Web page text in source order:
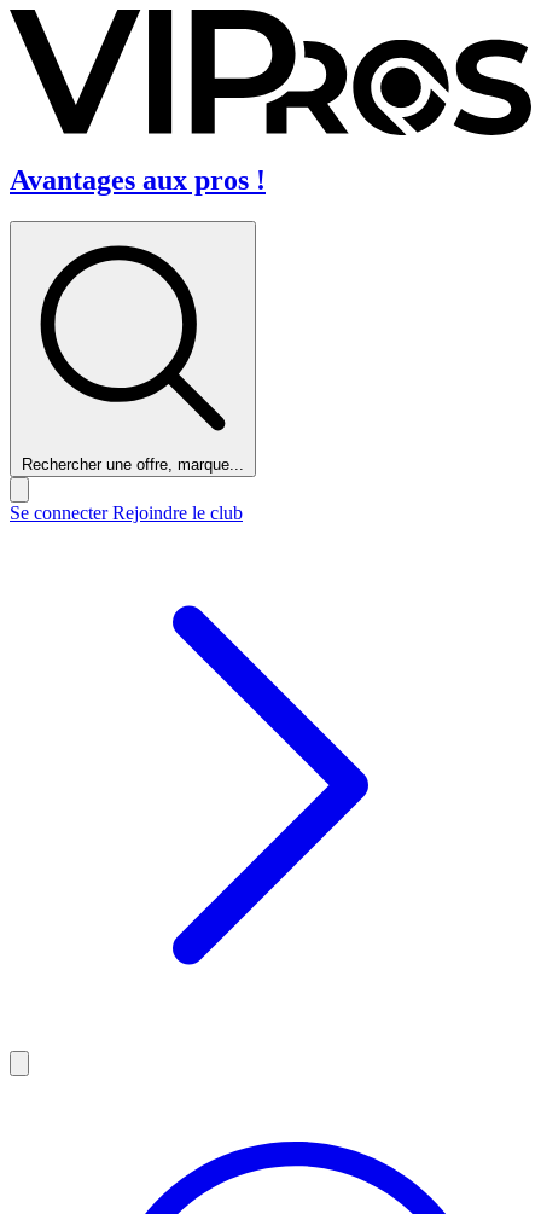
Avantages aux pros !
Rechercher une offre, marque...
Se connecterRejoindre le club